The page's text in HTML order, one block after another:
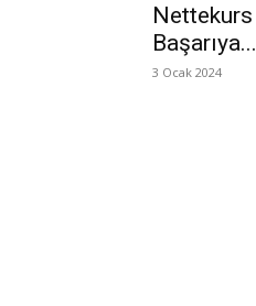
Başarıya...
3 Ocak 2024